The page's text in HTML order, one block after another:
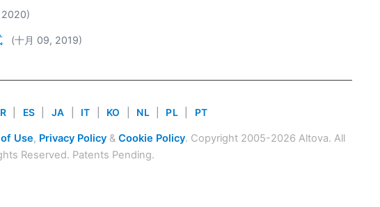
2020)
(十月 09, 2019)
ES JA IT KO NL PL PT
Use, Privacy Policy& Cookie Policy. Copyright 2005-2026 Altova. All
Reserved. Patents Pending.